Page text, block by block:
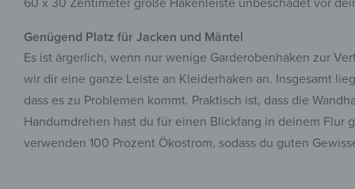
60 x 30 Zentimeter große Hakenleiste unbeschadet vor
Genügend Platz für Jacken und Mäntel
Es ist ärgerlich, wenn nur wenige Garderobenhaken zur
wir dir eine ganze Leiste an Kleiderhaken an. Insgesamt
dass es zu Problemen kommt. Praktisch ist, dass die
Handumdrehen hast du für einen Blickfang in deinem
verwenden 100 Prozent Ökostrom, sodass du guten